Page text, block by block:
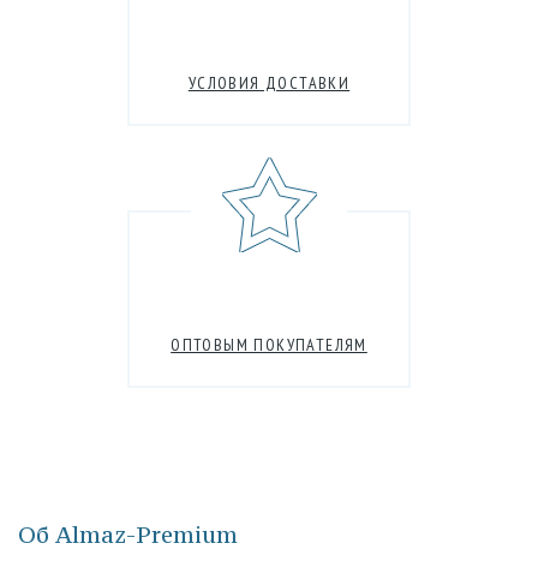
УСЛОВИЯ ДОСТАВКИ
ОПТОВЫМ ПОКУПАТЕЛЯМ
Об Almaz-Premium